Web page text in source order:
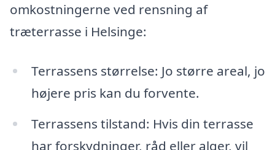
omkostningerne ved rensning af
træterrasse i Helsinge:
Terrassens størrelse: Jo større areal, jo
højere pris kan du forvente.
Terrassens tilstand: Hvis din terrasse
har forskydninger, råd eller alger, vil